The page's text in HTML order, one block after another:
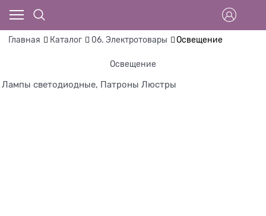
Главная Каталог 06. Электротовары Освещение
Освещение
Лампы светодиодные, Патроны Люстры